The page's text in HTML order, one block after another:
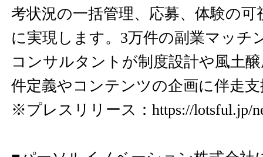
考状況の一括管理、応募、体験の
に実現します。3万件の副業マッチ
コンサルタントが制度設計や風土
件定義やコンテンツの企画に伴走
※プレスリリース： https://lotsful.jp/